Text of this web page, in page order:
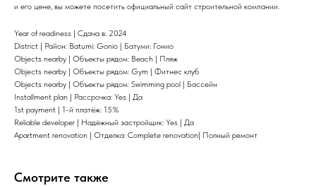
и его цене, вы можете посетить официальный сайт строительной компании.
Year of readiness | Сдача в: 2024
District | Район: Batumi: Gonio | Батуми: Гонио
Objects nearby | Объекты рядом: Beach | Пляж
Objects nearby | Объекты рядом: Gym | Фитнес клуб
Objects nearby | Объекты рядом: Swimming pool | Бассейн
Installment plan | Рассрочка: Yes | Да
1st payment | 1-й платёж: 15%
Reliable developer | Надёжный застройщик: Yes | Да
Apartment renovation | Отделка: Complete renovation| Полный ремонт
Смотрите также